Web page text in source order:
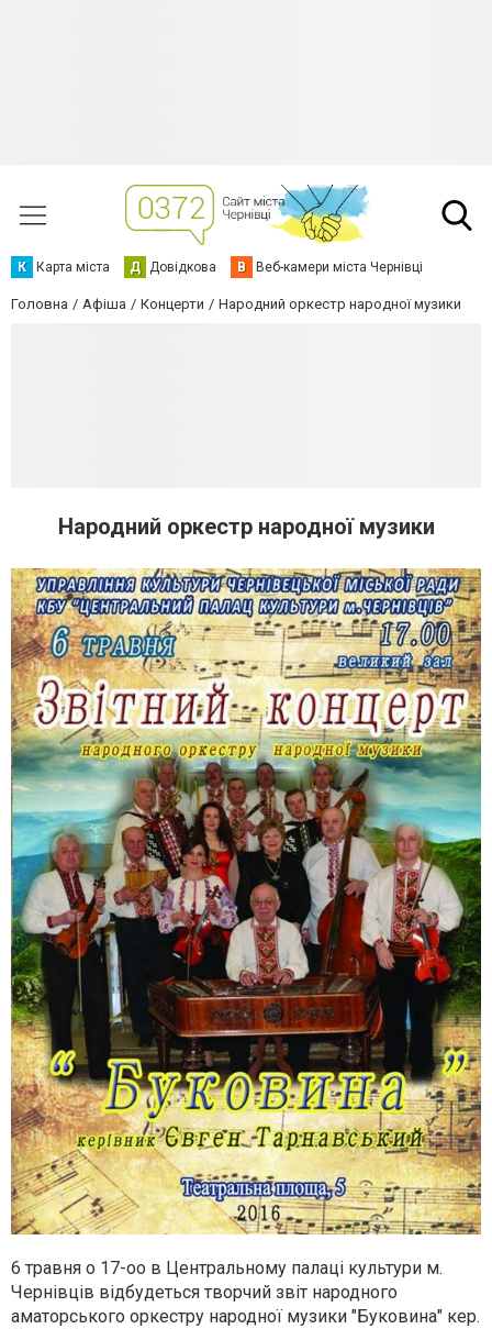
К Карта міста Д Довідкова В Веб-камери міста Чернівці
Головна Афіша Концерти Народний оркестр народної музики
Народний оркестр народної музики
6 травня о 17-оо в Центральному палаці культури м.
Чернівців відбудеться творчий звіт народного
аматорського оркестру народної музики "Буковина" кер.